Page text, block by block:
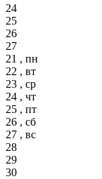
24
25
26
27
21 , пн
22 , вт
23 , ср
24 , чт
25 , пт
26 , сб
27 , вс
28
29
30